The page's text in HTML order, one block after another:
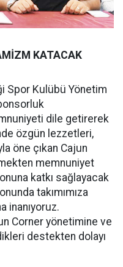
KATACAK
Spor Kulübü Yönetim
dile getirerek
özgün lezzetleri,
öne çıkan Cajun
memnuniyet
katkı sağlayacak
takımımıza
inanıyoruz.
Corner yönetimine ve
destekten dolayı